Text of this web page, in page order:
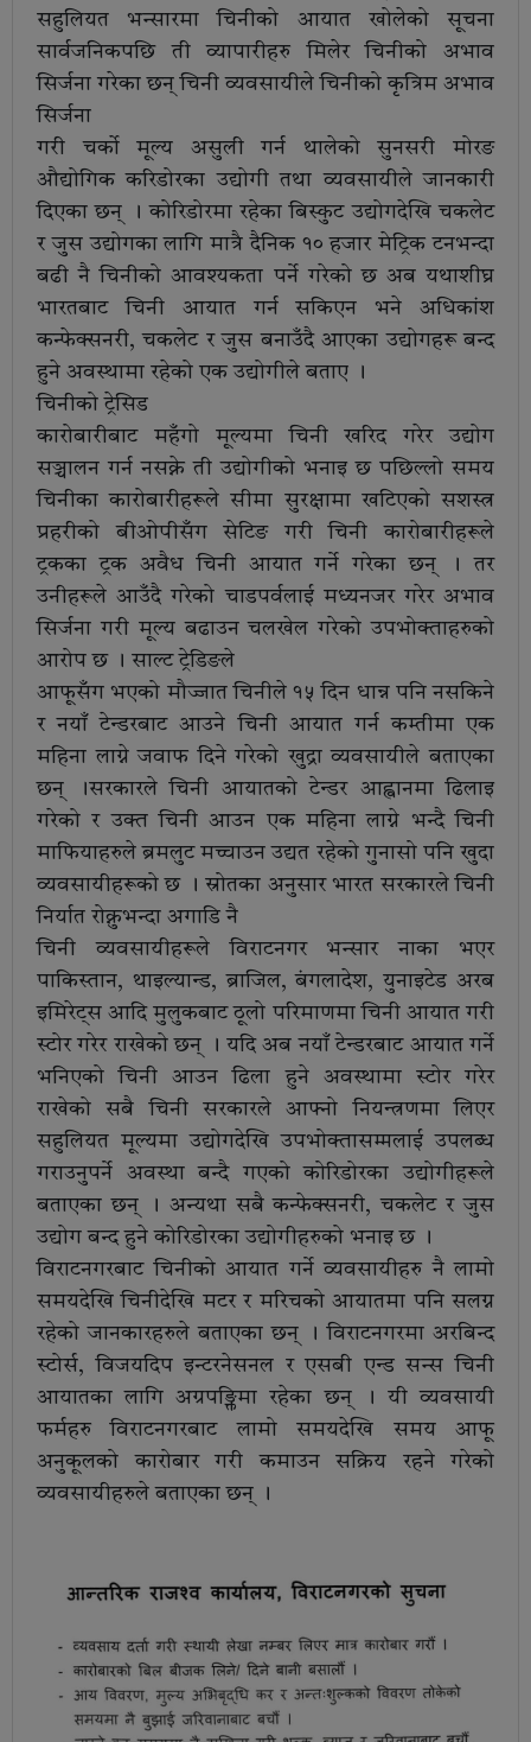
सहुलियत भन्सारमा चिनीको आयात खोलेको सूचना
सार्वजनिकपछि ती व्यापारीहरु मिलेर चिनीको अभाव
सिर्जना गरेका छन् चिनी व्यवसायीले चिनीको कृत्रिम अभाव
सिर्जना
गरी चर्को मूल्य असुली गर्न थालेको सुनसरी मोरङ
औद्योगिक करिडोरका उद्योगी तथा व्यवसायीले जानकारी
दिएका छन् । कोरिडोरमा रहेका बिस्कुट उद्योगदेखि चकलेट
र जुस उद्योगका लागि मात्रै दैनिक १० हजार मेट्रिक टनभन्दा
बढी नै चिनीको आवश्यकता पर्ने गरेको छ अब यथाशीघ्र
भारतबाट चिनी आयात गर्न सकिएन भने अधिकांश
कन्फेक्सनरी, चकलेट र जुस बनाउँदै आएका उद्योगहरू बन्द
हुने अवस्थामा रहेको एक उद्योगीले बताए ।
चिनीको ट्रेसिड
कारोबारीबाट महँगो मूल्यमा चिनी खरिद गरेर उद्योग
सञ्चालन गर्न नसक्ने ती उद्योगीको भनाइ छ पछिल्लो समय
चिनीका कारोबारीहरूले सीमा सुरक्षामा खटिएको सशस्त्र
प्रहरीको बीओपीसँग सेटिङ गरी चिनी कारोबारीहरूले
ट्रकका ट्रक अवैध चिनी आयात गर्ने गरेका छन् । तर
उनीहरूले आउँदै गरेको चाडपर्वलाई मध्यनजर गरेर अभाव
सिर्जना गरी मूल्य बढाउन चलखेल गरेको उपभोक्ताहरुको
आरोप छ । साल्ट ट्रेडिङले
आफूसँग भएको मौज्जात चिनीले १५ दिन धान्न पनि नसकिने
र नयाँ टेन्डरबाट आउने चिनी आयात गर्न कम्तीमा एक
महिना लाग्ने जवाफ दिने गरेको खुद्रा व्यवसायीले बताएका
छन् ।सरकारले चिनी आयातको टेन्डर आह्वानमा ढिलाइ
गरेको र उक्त चिनी आउन एक महिना लाग्ने भन्दै चिनी
माफियाहरुले ब्रमलुट मच्चाउन उद्यत रहेको गुनासो पनि खुदा
व्यवसायीहरूको छ । स्रोतका अनुसार भारत सरकारले चिनी
निर्यात रोक्नुभन्दा अगाडि नै
चिनी व्यवसायीहरूले विराटनगर भन्सार नाका भएर
पाकिस्तान, थाइल्यान्ड, ब्राजिल, बंगलादेश, युनाइटेड अरब
इमिरेट्स आदि मुलुकबाट ठूलो परिमाणमा चिनी आयात गरी
स्टोर गरेर राखेको छन् । यदि अब नयाँ टेन्डरबाट आयात गर्ने
भनिएको चिनी आउन ढिला हुने अवस्थामा स्टोर गरेर
राखेको सबै चिनी सरकारले आफ्नो नियन्त्रणमा लिएर
सहुलियत मूल्यमा उद्योगदेखि उपभोक्तासम्मलाई उपलब्ध
गराउनुपर्ने अवस्था बन्दै गएको कोरिडोरका उद्योगीहरूले
बताएका छन् । अन्यथा सबै कन्फेक्सनरी, चकलेट र जुस
उद्योग बन्द हुने कोरिडोरका उद्योगीहरुको भनाइ छ ।
विराटनगरबाट चिनीको आयात गर्ने व्यवसायीहरु नै लामो
समयदेखि चिनीदेखि मटर र मरिचको आयातमा पनि सलग्न
रहेको जानकारहरुले बताएका छन् । विराटनगरमा अरबिन्द
स्टोर्स, विजयदिप इन्टरनेसनल र एसबी एन्ड सन्स चिनी
आयातका लागि अग्रपङ्क्तिमा रहेका छन् । यी व्यवसायी
फर्महरु विराटनगरबाट लामो समयदेखि समय आफू
अनुकूलको कारोबार गरी कमाउन सक्रिय रहने गरेको
व्यवसायीहरुले बताएका छन् ।